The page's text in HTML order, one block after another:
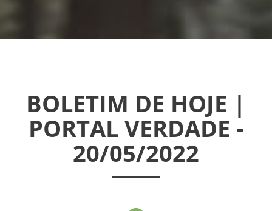
INFORMATIVOS
ASSEMBLÉIAS
BOLETIM DE HOJE |
PORTAL VERDADE -
20/05/2022